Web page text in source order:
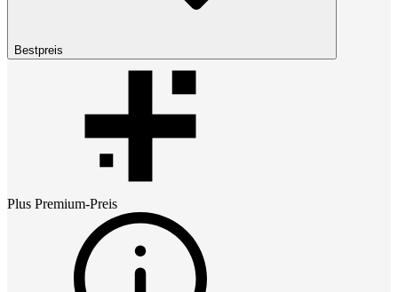
Bestpreis
Plus Premium-Preis